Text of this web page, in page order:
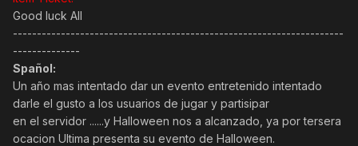
Good luck All
---------------------------------------------------------------------
--------------
Spañol:
Un año mas intentado dar un evento entretenido intentado
darle el gusto a los usuarios de jugar y partisipar
en el servidor ......y Halloween nos a alcanzado, ya por tersera
ocacion Ultima presenta su evento de Halloween.